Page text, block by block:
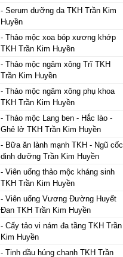
- Serum dưỡng da TKH Trần Kim
Huyền
- Thảo mộc xoa bóp xương khớp
TKH Trần Kim Huyền
- Thảo mộc ngâm xông Trĩ TKH
Trần Kim Huyền
- Thảo mộc ngâm xông phụ khoa
TKH Trần Kim Huyền
- Thảo mộc Lang ben - Hắc lào -
Ghẻ lở TKH Trần Kim Huyền
- Bữa ăn lành mạnh TKH - Ngũ cốc
dinh dưỡng Trần Kim Huyền
- Viên uống thảo mộc kháng sinh
TKH Trần Kim Huyền
- Viên uống Vương Đường Huyết
Đan TKH Trần Kim Huyền
- Cấy tảo vi nám đa tầng TKH Trần
Kim Huyền
- Tinh dầu húng chanh TKH Trần